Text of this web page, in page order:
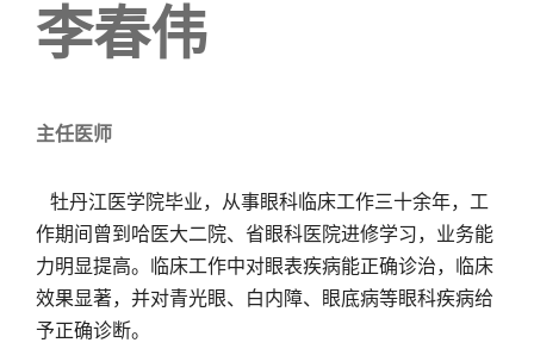
李春伟
主任医师
牡丹江医学院毕业，从事眼科临床工作三十余年，工
作期间曾到哈医大二院、省眼科医院进修学习，业务能
力明显提高。临床工作中对眼表疾病能正确诊治，临床
效果显著，并对青光眼、白内障、眼底病等眼科疾病给
予正确诊断。